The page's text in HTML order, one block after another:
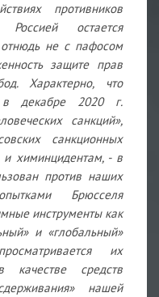
противников
остается
отнюдь не с пафосом
защите прав
Характерно, что
декабре 2020 г.
санкций»,
санкционных
химинцидентам, - в
против наших
Брюсселя
инструменты как
и «глобальный»
их
качестве средств
нашей